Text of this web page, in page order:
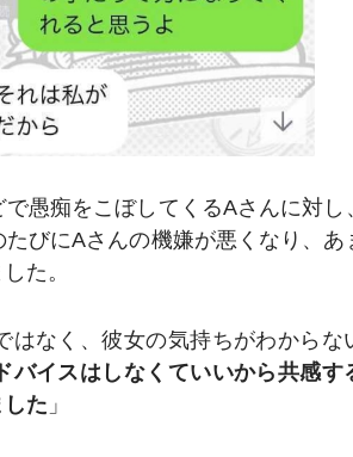
愚痴をこぼしてくるAさんに対し
びにAさんの機嫌が悪くなり、あ
た。
はなく、彼女の気持ちがわからな
バイスはしなくていいから共感す
た 」